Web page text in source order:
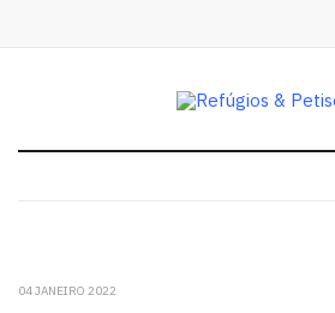
04 JANEIRO 2022